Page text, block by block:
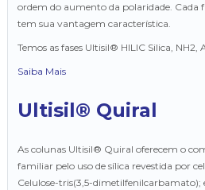
ordem do aumento da polaridade. Cada
tem sua vantagem característica.
Temos as fases Ultisil® HILIC Silica,
Saiba Mais
Ultisil® Quiral
As colunas Ultisil® Quiral oferecem o
familiar pelo uso de sílica revestida por
Celulose-tris(3,5-dimetilfenilcarbamato);